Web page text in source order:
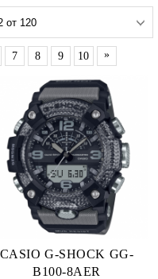
7 8 9 10 »
CASIO G-SHOCK GG-
B100-8AER